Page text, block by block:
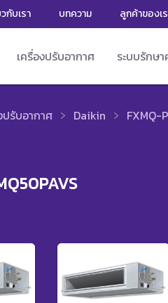
กับเรา บทความ ลูกค้าของเ
เครื่องปรับอากาศ ระบบรักษ
ปรับอากาศ Daikin FXMQ-